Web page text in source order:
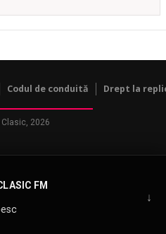
FM
↓
Codul de conduită Drept la
2026